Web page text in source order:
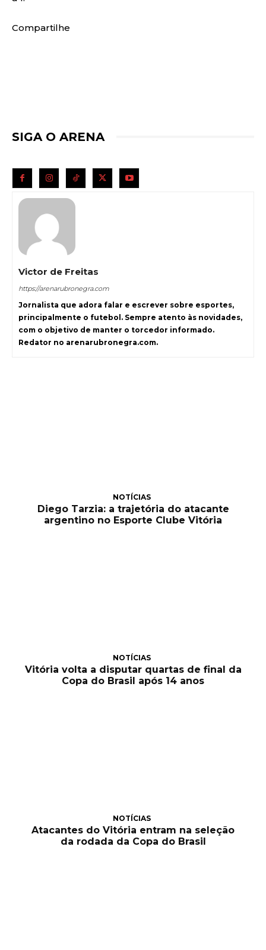
Compartilhe
SIGA O ARENA
Victor de Freitas
https://arenarubronegra.com
Jornalista que adora falar e escrever sobre esportes,
principalmente o futebol. Sempre atento às novidades,
com o objetivo de manter o torcedor informado.
Redator no arenarubronegra.com.
NOTÍCIAS
Diego Tarzia: a trajetória do atacante
argentino no Esporte Clube Vitória
NOTÍCIAS
Vitória volta a disputar quartas de final da
Copa do Brasil após 14 anos
NOTÍCIAS
Atacantes do Vitória entram na seleção
da rodada da Copa do Brasil